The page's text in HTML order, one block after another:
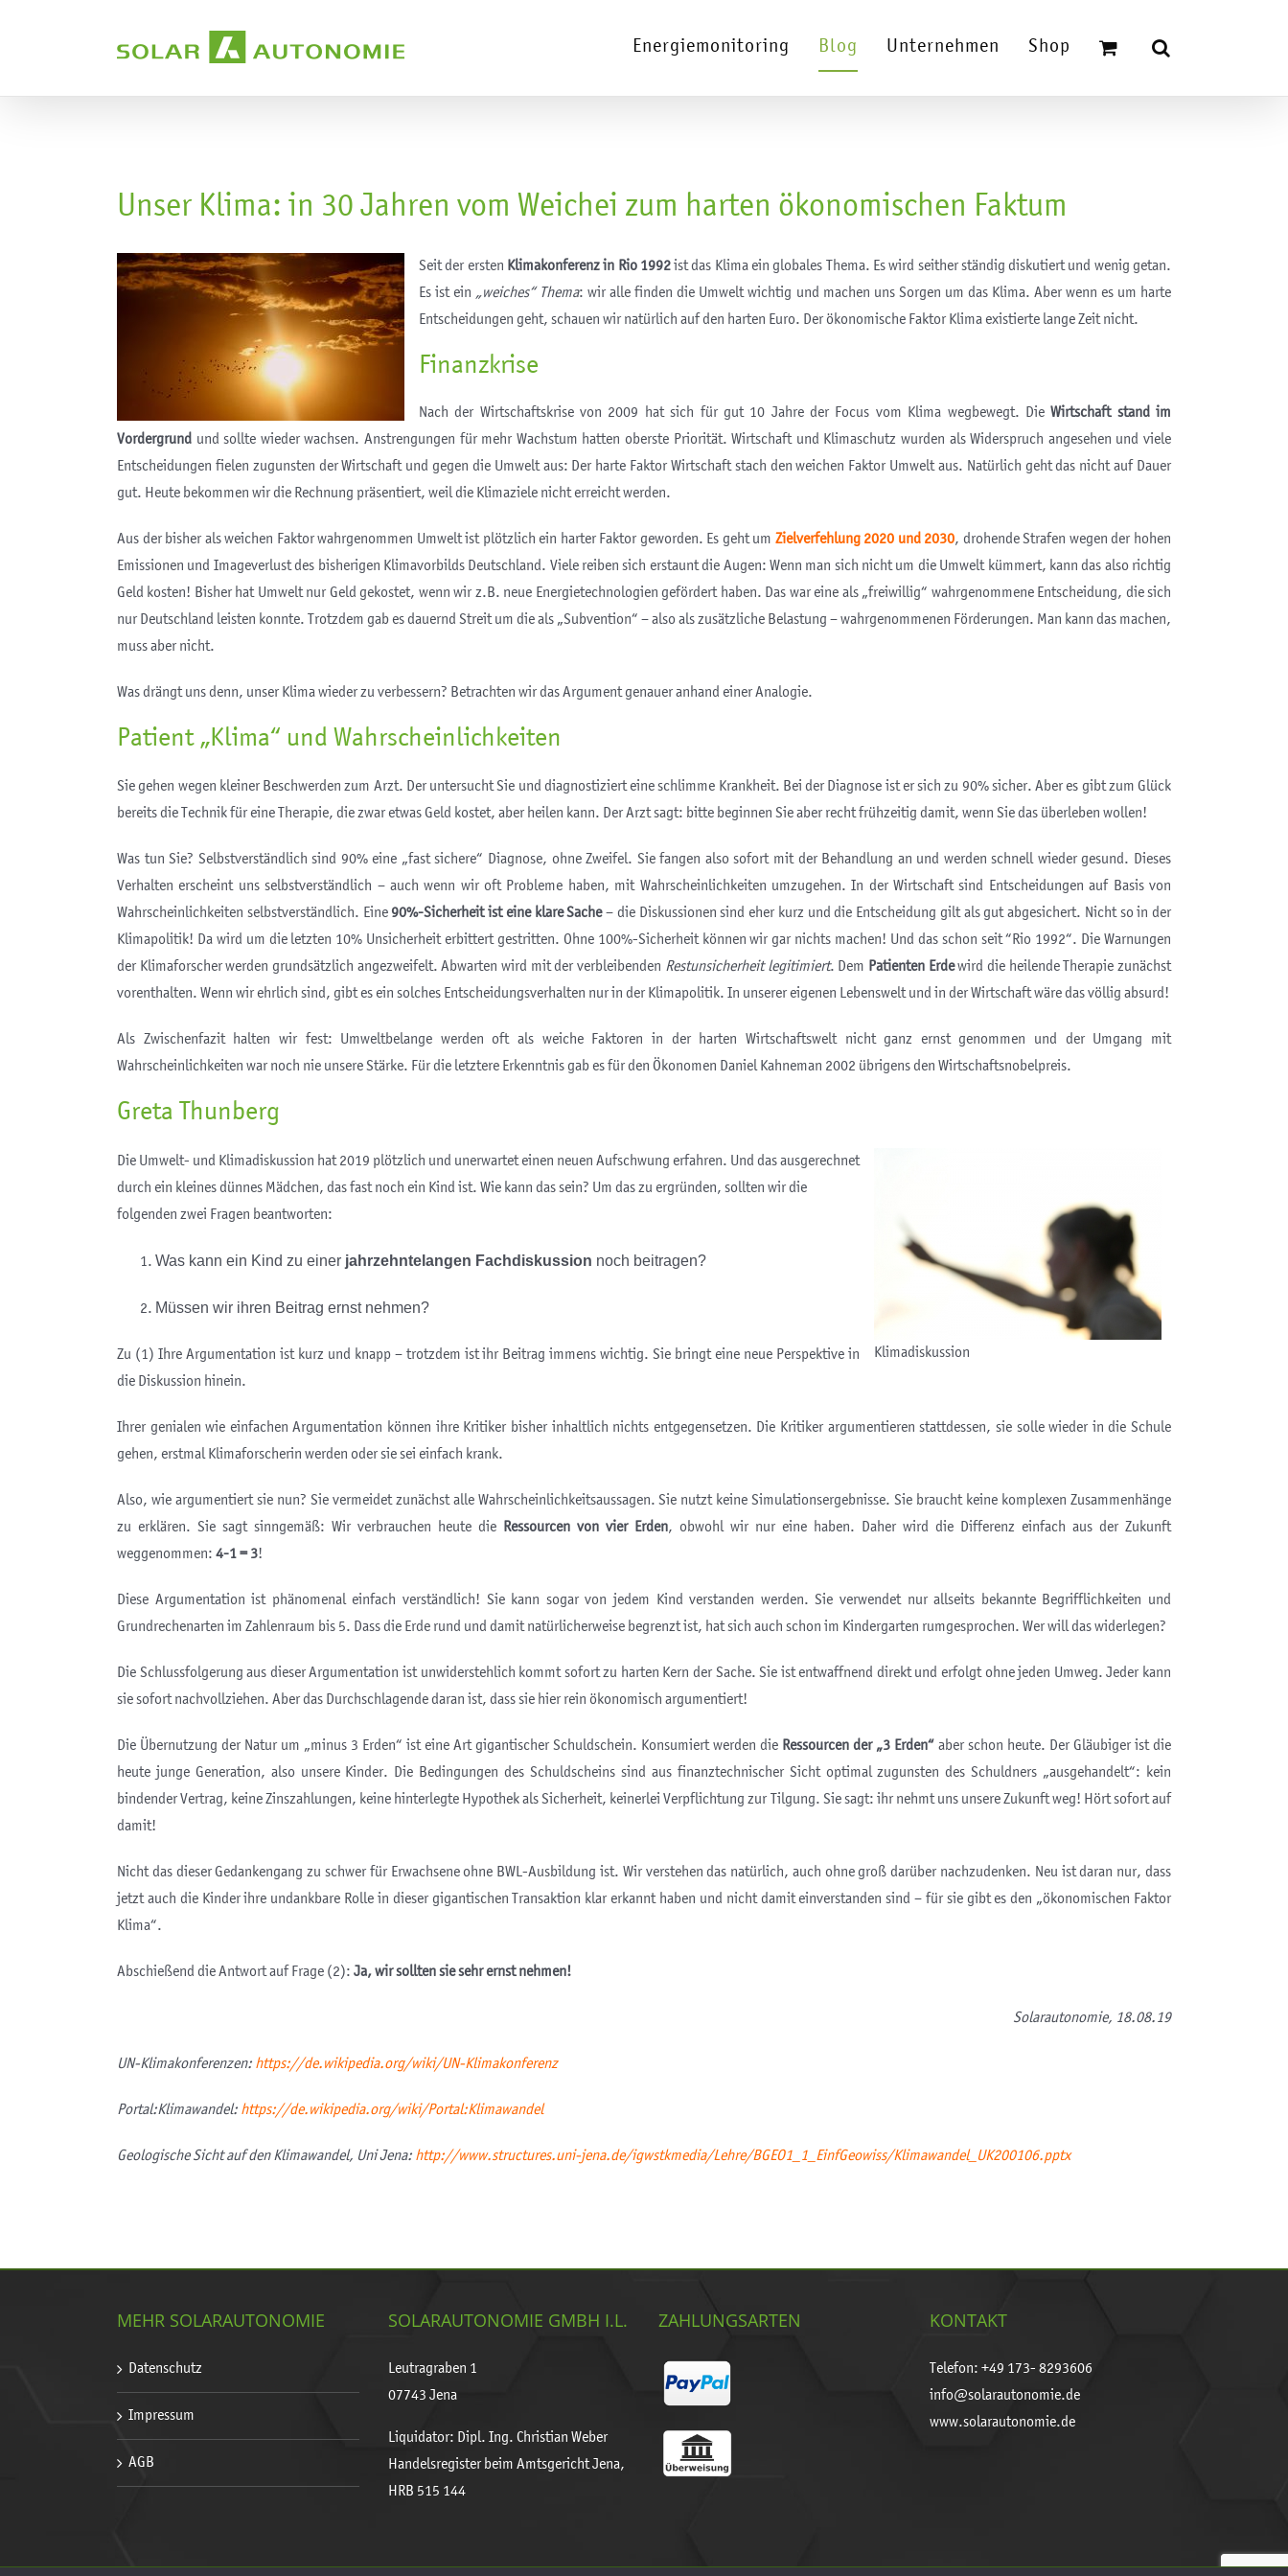
Energiemonitoring Blog Unternehmen Shop
Unser Klima: in 30 Jahren vom Weichei zum harten ökonomischen Faktum
Seit der ersten Klimakonferenz in Rio 1992ist das Klima ein globales Thema. Es wird seither ständig diskutiert und wenig getan.
Es ist ein „weiches“ Thema: wir alle finden die Umwelt wichtig und machen uns Sorgen um das Klima. Aber wenn es um harte
Entscheidungen geht, schauen wir natürlich auf den harten Euro. Der ökonomische Faktor Klima existierte lange Zeit nicht.
Finanzkrise
Nach der Wirtschaftskrise von 2009 hat sich für gut 10 Jahre der Focus vom Klima wegbewegt. DieWirtschaft stand im
Vordergrund und sollte wieder wachsen. Anstrengungen für mehr Wachstum hatten oberste Priorität. Wirtschaft und Klimaschutz wurden als Widerspruch angesehen und viele
Entscheidungen fielen zugunsten der Wirtschaft und gegen die Umwelt aus: Der harte Faktor Wirtschaft stach den weichen Faktor Umwelt aus. Natürlich geht das nicht auf Dauer
gut. Heute bekommen wir die Rechnung präsentiert, weil die Klimaziele nicht erreicht werden.
Aus der bisher als weichen Faktor wahrgenommen Umwelt ist plötzlich ein harter Faktor geworden. Es geht um Zielverfehlung 2020 und 2030, drohende Strafen wegen der hohen
Emissionen und Imageverlust des bisherigen Klimavorbilds Deutschland. Viele reiben sich erstaunt die Augen: Wenn man sich nicht um die Umwelt kümmert, kann das also richtig
Geld kosten! Bisher hat Umwelt nur Geld gekostet, wenn wir z.B. neue Energietechnologien gefördert haben. Das war eine als „freiwillig“ wahrgenommene Entscheidung, die sich
nur Deutschland leisten konnte. Trotzdem gab es dauernd Streit um die als „Subvention“ – also als zusätzliche Belastung – wahrgenommenen Förderungen. Man kann das machen,
muss aber nicht.
Was drängt uns denn, unser Klima wieder zu verbessern? Betrachten wir das Argument genauer anhand einer Analogie.
Patient „Klima“ und Wahrscheinlichkeiten
Sie gehen wegen kleiner Beschwerden zum Arzt. Der untersucht Sie und diagnostiziert eine schlimme Krankheit. Bei der Diagnose ist er sich zu 90% sicher. Aber es gibt zum Glück
bereits die Technik für eine Therapie, die zwar etwas Geld kostet, aber heilen kann. Der Arzt sagt: bitte beginnen Sie aber recht frühzeitig damit, wenn Sie das überleben wollen!
Was tun Sie? Selbstverständlich sind 90% eine „fast sichere“ Diagnose, ohne Zweifel. Sie fangen also sofort mit der Behandlung an und werden schnell wieder gesund. Dieses
Verhalten erscheint uns selbstverständlich – auch wenn wir oft Probleme haben, mit Wahrscheinlichkeiten umzugehen. In der Wirtschaft sind Entscheidungen auf Basis von
Wahrscheinlichkeiten selbstverständlich. Eine 90%-Sicherheit ist eine klare Sache– die Diskussionen sind eher kurz und die Entscheidung gilt als gut abgesichert. Nicht so in der
Klimapolitik! Da wird um die letzten 10% Unsicherheit erbittert gestritten. Ohne 100%-Sicherheit können wir gar nichts machen! Und das schon seit “Rio 1992“. Die Warnungen
der Klimaforscher werden grundsätzlich angezweifelt. Abwarten wird mit der verbleibenden Restunsicherheit legitimiert. Dem Patienten Erdewird die heilende Therapie zunächst
vorenthalten. Wenn wir ehrlich sind, gibt es ein solches Entscheidungsverhalten nur in der Klimapolitik. In unserer eigenen Lebenswelt und in der Wirtschaft wäre das völlig absurd!
Als Zwischenfazit halten wir fest: Umweltbelange werden oft als weiche Faktoren in der harten Wirtschaftswelt nicht ganz ernst genommen und der Umgang mit
Wahrscheinlichkeiten war noch nie unsere Stärke. Für die letztere Erkenntnis gab es für den Ökonomen Daniel Kahneman 2002 übrigens den Wirtschaftsnobelpreis.
Greta Thunberg
Klimadiskussion
Die Umwelt- und Klimadiskussion hat 2019 plötzlich und unerwartet einen neuen Aufschwung erfahren. Und das ausgerechnet
durch ein kleines dünnes Mädchen, das fast noch ein Kind ist. Wie kann das sein? Um das zu ergründen, sollten wir die
folgenden zwei Fragen beantworten:
Was kann ein Kind zu einer jahrzehntelangen Fachdiskussion noch beitragen?
Müssen wir ihren Beitrag ernst nehmen?
Zu (1) Ihre Argumentation ist kurz und knapp – trotzdem ist ihr Beitrag immens wichtig. Sie bringt eine neue Perspektive in
die Diskussion hinein.
Ihrer genialen wie einfachen Argumentation können ihre Kritiker bisher inhaltlich nichts entgegensetzen. Die Kritiker argumentieren stattdessen, sie solle wieder in die Schule
gehen, erstmal Klimaforscherin werden oder sie sei einfach krank.
Also, wie argumentiert sie nun? Sie vermeidet zunächst alle Wahrscheinlichkeitsaussagen. Sie nutzt keine Simulationsergebnisse. Sie braucht keine komplexen Zusammenhänge
zu erklären. Sie sagt sinngemäß: Wir verbrauchen heute die
Ressourcen von vier Erden, obwohl wir nur eine haben. Daher wird die Differenz einfach aus der Zukunft
weggenommen: 4-1 = 3!
Diese Argumentation ist phänomenal einfach verständlich! Sie kann sogar von jedem Kind verstanden werden. Sie verwendet nur allseits bekannte Begrifflichkeiten und
Grundrechenarten im Zahlenraum bis 5. Dass die Erde rund und damit natürlicherweise begrenzt ist, hat sich auch schon im Kindergarten rumgesprochen. Wer will das widerlegen?
Die Schlussfolgerung aus dieser Argumentation ist unwiderstehlich kommt sofort zu harten Kern der Sache. Sie ist entwaffnend direkt und erfolgt ohne jeden Umweg. Jeder kann
sie sofort nachvollziehen. Aber das Durchschlagende daran ist, dass sie hier rein ökonomisch argumentiert!
Die Übernutzung der Natur um „minus 3 Erden“ ist eine Art gigantischer Schuldschein. Konsumiert werden die Ressourcen der „3 Erden“ aber schon heute. Der Gläubiger ist die
heute junge Generation, also unsere Kinder. Die Bedingungen des Schuldscheins sind aus finanztechnischer Sicht optimal zugunsten des Schuldners „ausgehandelt“: kein
bindender Vertrag, keine Zinszahlungen, keine hinterlegte Hypothek als Sicherheit, keinerlei Verpflichtung zur Tilgung. Sie sagt: ihr nehmt uns unsere Zukunft weg! Hört sofort auf
damit!
Nicht das dieser Gedankengang zu schwer für Erwachsene ohne BWL-Ausbildung ist. Wir verstehen das natürlich, auch ohne groß darüber nachzudenken. Neu ist daran nur, dass
jetzt auch die Kinder ihre undankbare Rolle in dieser gigantischen Transaktion klar erkannt haben und nicht damit einverstanden sind – für sie gibt es den „ökonomischen Faktor
Klima“.
Abschießend die Antwort auf Frage (2): Ja, wir sollten sie sehr ernst nehmen!
Solarautonomie, 18.08.19
UN-Klimakonferenzen: https://de.wikipedia.org/wiki/UN-Klimakonferenz
Portal:Klimawandel: https://de.wikipedia.org/wiki/Portal:Klimawandel
Geologische Sicht auf den Klimawandel, Uni Jena: http://www.structures.uni-jena.de/igwstkmedia/Lehre/BGEO1_1_EinfGeowiss/Klimawandel_UK200106.pptx
MEHR SOLARAUTONOMIE
Datenschutz
Impressum
AGB
SOLARAUTONOMIE GMBH I.L.
Leutragraben 1
07743 Jena
Liquidator: Dipl. Ing. Christian Weber
Handelsregister beim Amtsgericht Jena,
HRB 515 144
ZAHLUNGSARTEN KONTAKT
Telefon: +49 173- 8293606
info@solarautonomie.de
www.solarautonomie.de